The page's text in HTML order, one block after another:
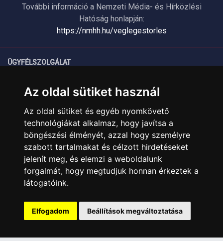
Az oldal sütiket használ
Az oldal sütiket és egyéb nyomkövető
technológiákat alkalmaz, hogy javítsa a
böngészési élményét, azzal hogy személyre
szabott tartalmakat és célzott hirdetéseket
jelenít meg, és elemzi a weboldalunk
forgalmát, hogy megtudjuk honnan érkeztek a
látogatóink.
Elfogadom Beállítások megváltoztatása
További információ a Nemzeti Média- és Hírközlési
Hatóság honlapján:
https://nmhh.hu/veglegestorles
ÜGYFÉLSZOLGÁLAT
Garanciális Ügyintézés
Üzleteinkben az elektronikus fizetés mód kizárólag átutalással
érhető el, bankkártyás fizetésre nincs lehetőség.
INFORMÁCIÓK
Általános Szerződési Feltételek
Adatkezelési nyilatkozat
Szolgáltatásaink